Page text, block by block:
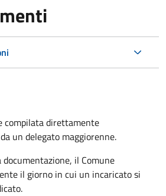
compilata direttamente
un delegato maggiorenne.
il Comune
il giorno in cui un incaricato si